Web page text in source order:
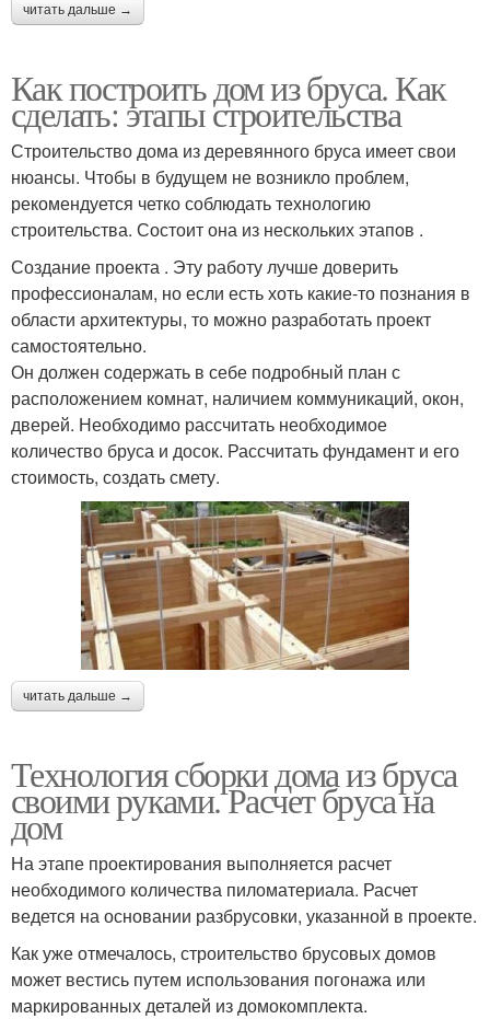
читать дальше →
Как построить дом из бруса. Как
сделать: этапы строительства
Строительство дома из деревянного бруса имеет свои
нюансы. Чтобы в будущем не возникло проблем,
рекомендуется четко соблюдать технологию
строительства. Состоит она из нескольких этапов .
Создание проекта . Эту работу лучше доверить
профессионалам, но если есть хоть какие-то познания в
области архитектуры, то можно разработать проект
самостоятельно.
Он должен содержать в себе подробный план с
расположением комнат, наличием коммуникаций, окон,
дверей. Необходимо рассчитать необходимое
количество бруса и досок. Рассчитать фундамент и его
стоимость, создать смету.
читать дальше →
Технология сборки дома из бруса
своими руками. Расчет бруса на
дом
На этапе проектирования выполняется расчет
необходимого количества пиломатериала. Расчет
ведется на основании разбрусовки, указанной в проекте.
Как уже отмечалось, строительство брусовых домов
может вестись путем использования погонажа или
маркированных деталей из домокомплекта.